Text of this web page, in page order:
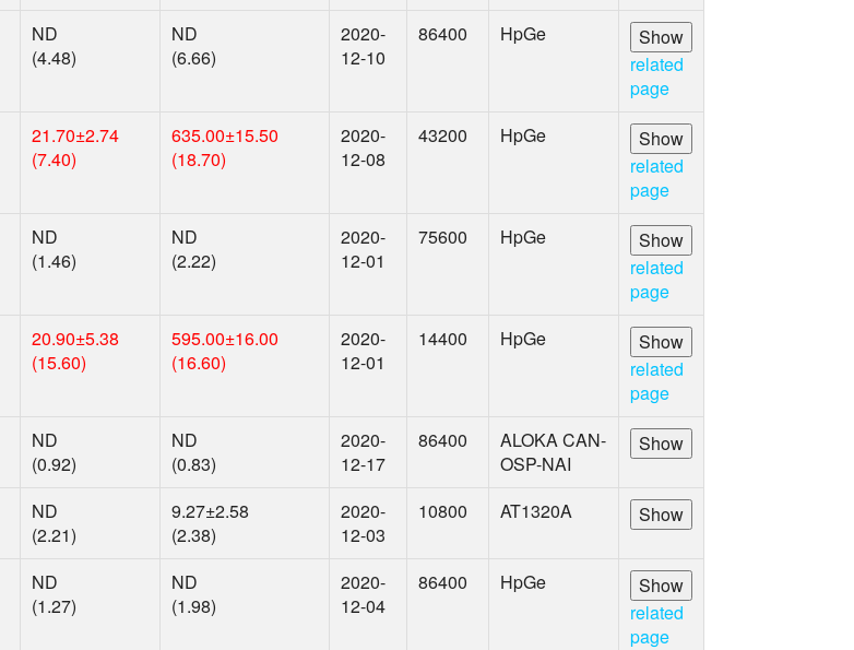
ND
(4.48)
ND
(6.66)
2020-
12-10
86400
HpGe
related
page
21.70±2.74
(7.40)
635.00±15.50
(18.70)
2020-
12-08
43200
HpGe
related
page
ND
(1.46)
ND
(2.22)
2020-
12-01
75600
HpGe
related
page
20.90±5.38
(15.60)
595.00±16.00
(16.60)
2020-
12-01
14400
HpGe
related
page
ND
(0.92)
ND
(0.83)
2020-
12-17
86400
ALOKA CAN-
OSP-NAI
ND
(2.21)
9.27±2.58
(2.38)
2020-
12-03
10800 AT1320A
ND
(1.27)
ND
(1.98)
2020-
12-04
86400
HpGe
related
page